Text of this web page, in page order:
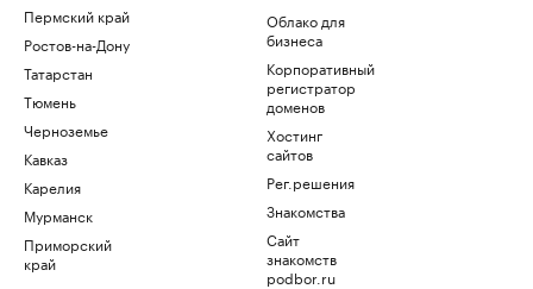
Пермский край
Ростов-на-Дону
Татарстан
Тюмень
Черноземье
Кавказ
Карелия
Мурманск
Приморский
край
Облако для
бизнеса
Корпоративный
регистратор
доменов
Хостинг
сайтов
Рег.решения
Знакомства
Сайт
знакомств
podbor.ru